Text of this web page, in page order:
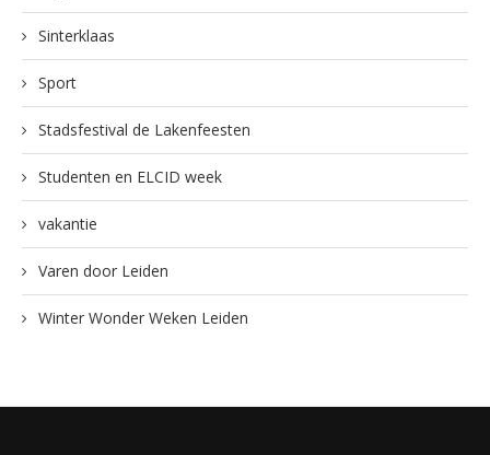
Sinterklaas
Sport
Stadsfestival de Lakenfeesten
Studenten en ELCID week
vakantie
Varen door Leiden
Winter Wonder Weken Leiden